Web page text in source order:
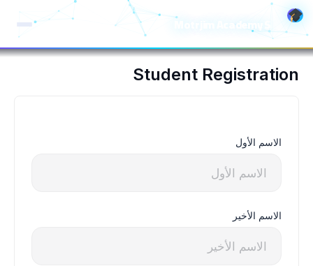
Motrjim Academy S
تخطي
إلى
المحتوى
Student Registration
الاسم الأول
الاسم الأخير